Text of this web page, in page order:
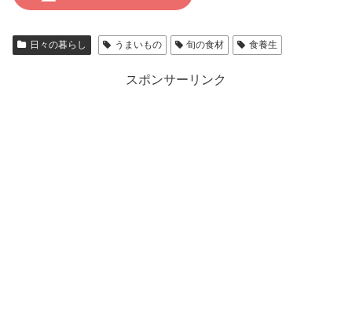
日々の暮らし うまいもの 旬の食材 食養生
スポンサーリンク